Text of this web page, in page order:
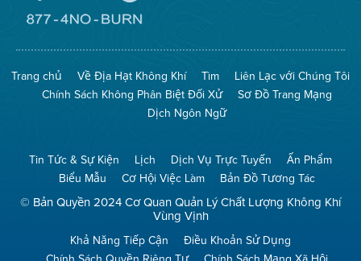
The
(Bảo
Toàn
Không
Khí)
Mạng
No
Burn
(Không
Đốt)
Trang chủ Về Địa Hạt Không Khí Tìm
Liên Lạc với Chúng Tôi
Chính Sách Không Phân Biệt Đối Xử
Sơ Đồ Trang Mạng
Dịch Ngôn Ngữ
Tin Tức & Sự Kiện Lịch Dịch Vụ Trực Tuyến
Ấn Phẩm
Biểu Mẫu
Cơ Hội Việc Làm Bản Đồ Tương Tác
© Bản Quyền 2024 Cơ Quan Quản Lý Chất Lượng Không Khí
Vùng Vịnh
Khả Năng Tiếp Cận
Điều Khoản Sử Dụng